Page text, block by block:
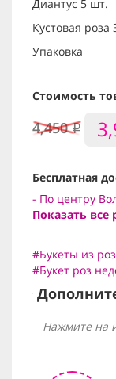
Диантус 5 шт.
Кустовая роза
Упаковка
Стоимость
4,450i
Бесплатная
- По центру
Показать все
#Букеты из
#Букет роз
Нажмите на